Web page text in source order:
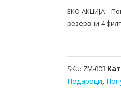
ЕКО АКЦИЈА –
резервни 4
SKU: ZM-003
Подароци,